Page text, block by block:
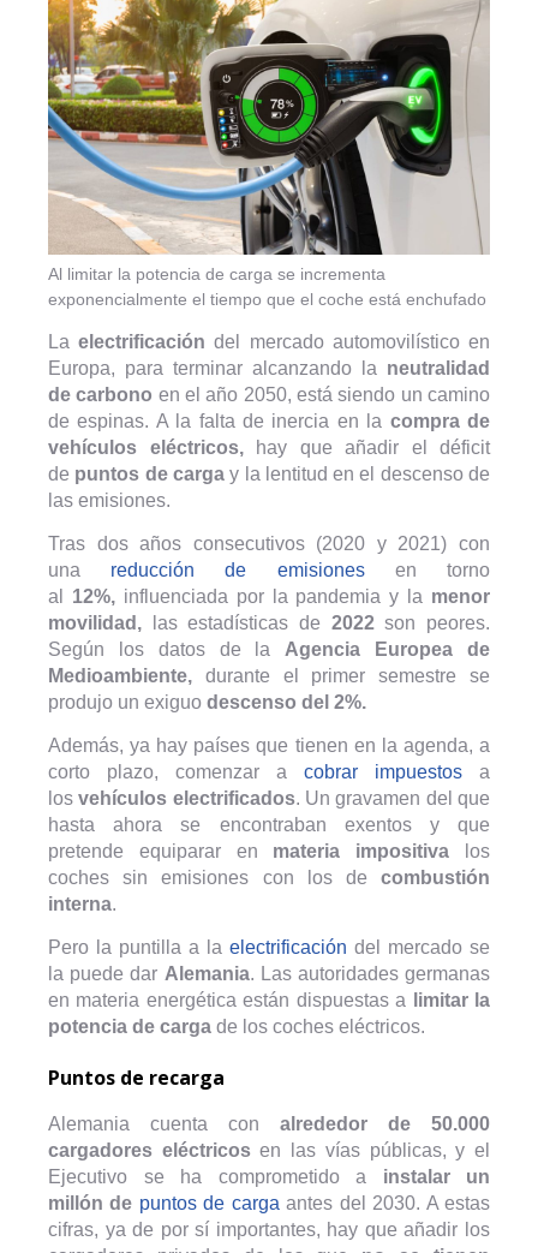
Al limitar la potencia de carga se incrementa
exponencialmente el tiempo que el coche está enchufado
Laelectrificación del mercado automovilístico en
Europa, para terminar alcanzando la neutralidad
de carbono en el año 2050, está siendo un camino
de espinas. A la falta de inercia en la compra de
vehículos eléctricos,hay que añadir el déficit
de puntos de cargay la lentitud en el descenso de
las emisiones.
Tras dos años consecutivos (2020 y 2021) con
una reducción de emisionesen torno
al 12%,influenciada por la pandemia y la menor
movilidad, las estadísticas de 2022son peores.
Según los datos de la Agencia Europea de
Medioambiente, durante el primer semestre se
produjo un exiguo descenso del 2%.
Además, ya hay países que tienen en la agenda, a
corto plazo, comenzar a cobrar impuestos a
losvehículos electrificados. Un gravamen del que
hasta ahora se encontraban exentos y que
pretende equiparar en materia impositiva los
coches sin emisiones con los de combustión
interna.
Pero la puntilla a la electrificación del mercado se
la puede dar Alemania. Las autoridades germanas
en materia energética están dispuestas a
limitar la
potencia de carga de los coches eléctricos.
Puntos de recarga
Alemania cuenta con alrededor de 50.000
cargadores eléctricosen las vías públicas, y el
Ejecutivo se ha comprometido a instalar un
millón de puntos de carga antes del 2030. A estas
cifras, ya de por sí importantes, hay que añadir los